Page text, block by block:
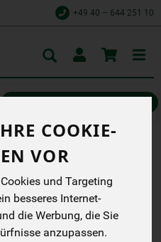
COOKIE-
VOR
und Targeting
besseres Internet-
die Werbung, die Sie
anzupassen.
+49 40 – 644 251 10
JOGHURT
Bio-Kokoscreme Natur
ungesüßt
Toggle
cart